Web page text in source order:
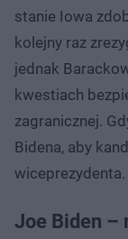
stanie Iowa
kolejny raz
jednak
kwestiach
zagranicznej.
Bidena, aby
wiceprezydenta.
Joe Biden –